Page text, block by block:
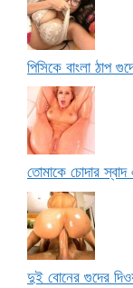
পিসিকে বাংলা ঠাপ
তোমাকে চোদার
দুই বোনের গুদের